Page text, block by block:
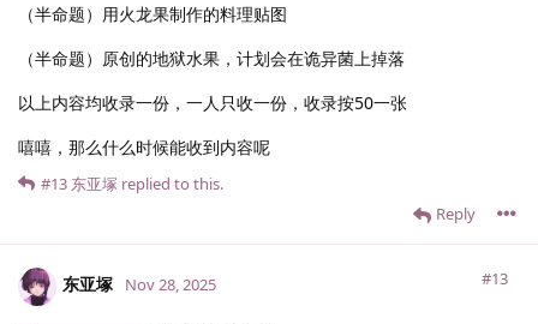
（半命题）用火龙果制作的料理贴图
（半命题）原创的地狱水果，计划会在诡异菌上掉落
以上内容均收录一份，一人只收一份，收录按50一张
嘻嘻，那么什么时候能收到内容呢
Reply
#13 东亚塚 replied to this.
东亚塚 #13
Nov 28, 2025